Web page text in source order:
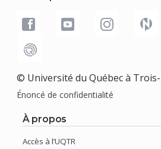
© Université du Québec à
Énoncé de confidentialité
À propos
Accès à l’UQTR